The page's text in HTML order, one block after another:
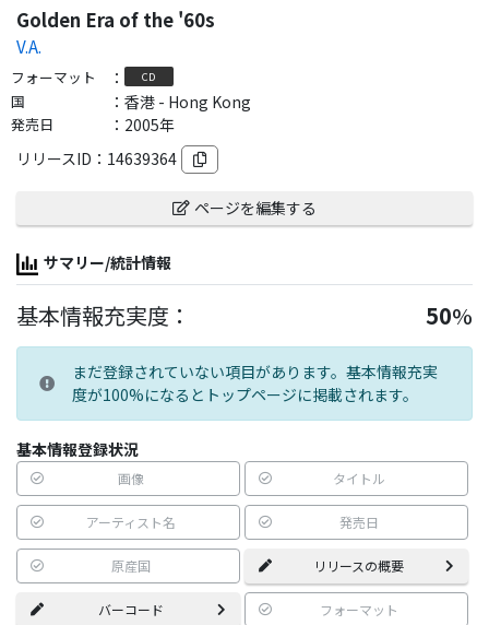
Golden Era of the '60s
V.A.
フォーマット ： CD
国 ： 香港 - Hong Kong
発売日 ： 2005年
リリースID： 14639364
ページを編集する
サマリー/統計情報
基本情報充実度： 50%
まだ登録されていない項目があります。基本情報充実
度が100%になるとトップページに掲載されます。
基本情報登録状況
画像 タイトル
アーティスト名 発売日
原産国 リリースの概要
バーコード フォーマット